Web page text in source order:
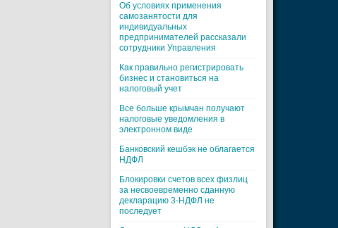
Об условиях применения
самозанятости для
индивидуальных
предпринимателей рассказали
сотрудники Управления
Как правильно регистрировать
бизнес и становиться на
налоговый учет
Все больше крымчан получают
налоговые уведомления в
электронном виде
Банковский кешбэк не облагается
НДФЛ
Блокировки счетов всех физлиц
за несвоевременно сданную
декларацию 3-НДФЛ не
последует